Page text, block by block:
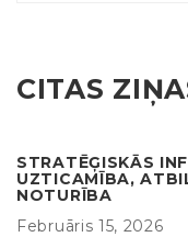
CITAS
STRATĒĢISKĀS
UZTICAMĪBA,
NOTURĪBA
Februāris 15, 2026